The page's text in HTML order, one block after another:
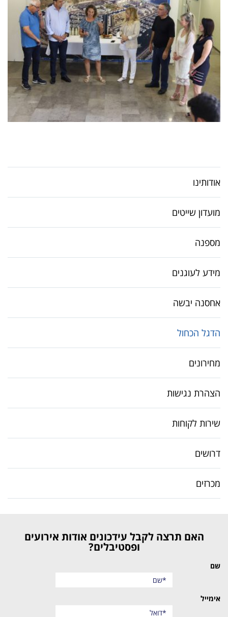
אודותינו
מועדון שייטים
מספנה
מידע לעוגנים
אחסנה יבשה
הדגל הכחול
מחירונים
הצהרת נגישות
שירות לקוחות
דרושים
מכרזים
האם תרצה לקבל עידכונים אודות אירועים
ופסטיבלים?
שם
אימייל